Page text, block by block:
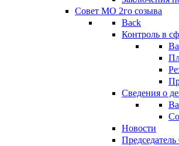
Совет МО 2го созыва
Back
Контроль в
Сведения о
Новости